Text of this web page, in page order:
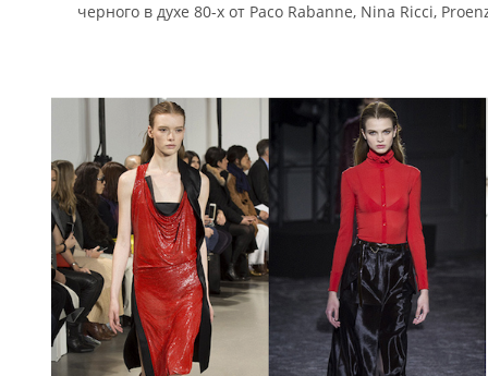
черного в духе 80-х от Paco Rabanne, Nina Ricci,